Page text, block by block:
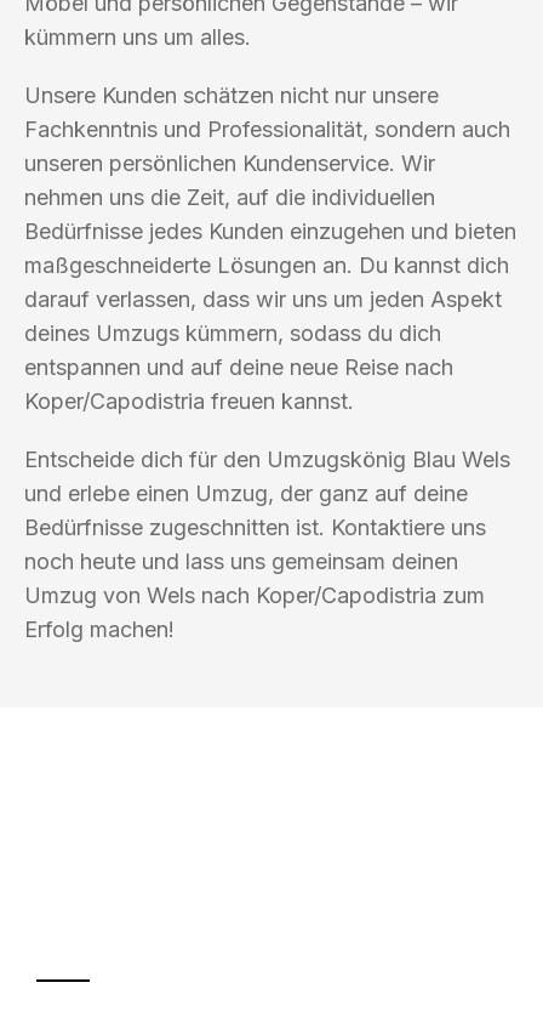
kümmern uns um alles.
Unsere Kunden schätzen nicht nur unsere
Fachkenntnis und Professionalität, sondern auch
unseren persönlichen Kundenservice. Wir
nehmen uns die Zeit, auf die individuellen
Bedürfnisse jedes Kunden einzugehen und bieten
maßgeschneiderte Lösungen an. Du kannst dich
darauf verlassen, dass wir uns um jeden Aspekt
deines Umzugs kümmern, sodass du dich
entspannen und auf deine neue Reise nach
Koper/Capodistria freuen kannst.
Entscheide dich für den Umzugskönig Blau Wels
und erlebe einen Umzug, der ganz auf deine
Bedürfnisse zugeschnitten ist. Kontaktiere uns
noch heute und lass uns gemeinsam deinen
Umzug von Wels nach Koper/Capodistria zum
Erfolg machen!